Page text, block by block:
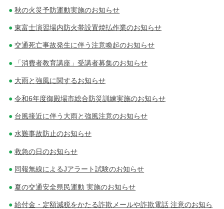
秋の火災予防運動実施のお知らせ
東富士演習場内防火帯設置焼払作業のお知らせ
交通死亡事故発生に伴う注意喚起のお知らせ
「消費者教育講座」受講者募集のお知らせ
大雨と強風に関するお知らせ
令和6年度御殿場市総合防災訓練実施のお知らせ
台風接近に伴う大雨と強風注意のお知らせ
水難事故防止のお知らせ
救急の日のお知らせ
同報無線によるJアラート試験のお知らせ
夏の交通安全県民運動 実施のお知らせ
給付金・定額減税をかたる詐欺メールや詐欺電話 注意のお知ら